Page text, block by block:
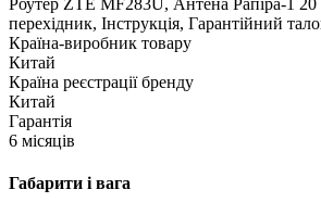
Роутер ZTE MF283U, Антена Рапіра-1
перехідник, Інструкція, Гарантійний
Країна-виробник товару
Китай
Країна реєстрації бренду
Китай
Гарантія
6 місяців
Габарити і вага